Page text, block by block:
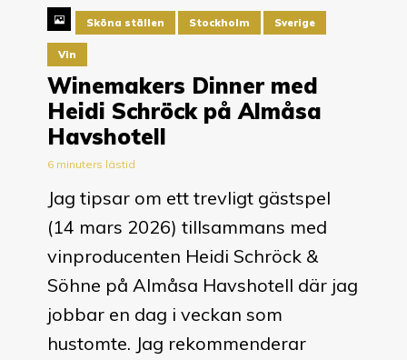
Sköna ställen Stockholm Sverige
Vin
Winemakers Dinner med
Heidi Schröck på Almåsa
Havshotell
6 minuters lästid
Jag tipsar om ett trevligt gästspel
(14 mars 2026) tillsammans med
vinproducenten Heidi Schröck &
Söhne på Almåsa Havshotell där jag
jobbar en dag i veckan som
hustomte. Jag rekommenderar